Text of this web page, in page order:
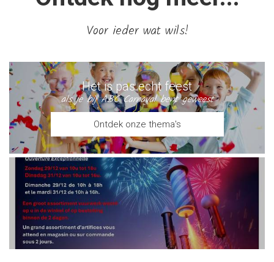
Voor ieder wat wils!
Het is pas echt feest
als je bij ABC Carnaval bent geweest
Ontdek onze thema's